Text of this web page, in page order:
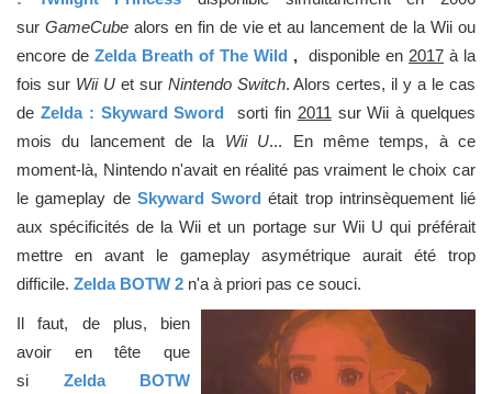
sur GameCubealors en fin de vie et au lancement de la Wii ou
encore de Zelda Breath of The Wild , disponible en 2017 à la
fois sur Wii Uet sur Nintendo Switch. Alors certes, il y a le cas
de Zelda : Skyward Sword sorti fin 2011 sur Wii à quelques
mois du lancement de la Wii U... En même temps, à ce
moment-là, Nintendo n'avait en réalité pas vraiment le choix car
le gameplay de Skyward Sword était trop intrinsèquement lié
aux spécificités de la Wii et un portage sur Wii U qui préférait
mettre en avant le gameplay asymétrique aurait été trop
difficile. Zelda BOTW 2 n'a à priori pas ce souci.
Il faut, de plus, bien
avoir en tête que
si Zelda BOTW